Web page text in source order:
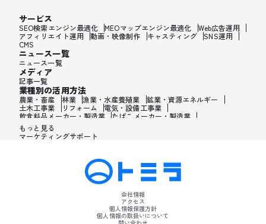
サービス
SEO検索エンジン最適化 MEOマップエンジン最適化
Web広告運用
アフィリエイト運用
動画・映像制作 キャスティング
SNS運用
CMS
ニュース一覧
ニュース一覧
メディア
記事一覧
業種別の活用方法
農業・畜産 林業 漁業・水産養殖業
鉱業・資源エネルギー
土木工事業
リフォーム
電気・設備工事業
飲食料品メーカー・製造業
たばこメーカー・製造業
飼料・ペットフードメーカー・製造業
木材・建材メーカー・製造業
家具・オフィス用品メーカー・製造業
印刷・製本・印刷加工メーカー・製造業
医薬品メーカー・製造業
化粧品メーカー・製造業
香水メーカー・製造業
シャンプー・リンスメーカー・製造業
ワックス・整髪料・薄毛薬メーカー・製造業
歯磨き粉・日焼け止め・髭剃り用化粧品メーカー・製造業
石油・ゴム・プラスチックメーカー・製造業
皮革製造・皮革品メーカー・製造業
ガラス・炭素・コンクリート・陶磁器メーカー・製造業
もっと見る
マーケティングサポート
会社情報
アクセス
個人情報保護方針
個人情報の取扱いについて